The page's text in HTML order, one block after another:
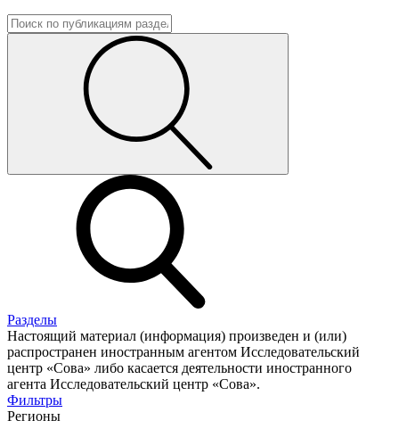
Разделы
Настоящий материал (информация) произведен и (или)
распространен иностранным агентом Исследовательский
центр «Сова» либо касается деятельности иностранного
агента Исследовательский центр «Сова».
Фильтры
Регионы